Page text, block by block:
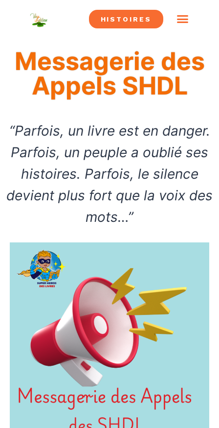
HISTOIRES
Messagerie des
Appels SHDL
“Parfois, un livre est en danger.
Parfois, un peuple a oublié ses
histoires. Parfois, le silence
devient plus fort que la voix des
mots…”